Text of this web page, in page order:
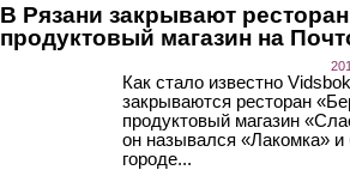
В Рязани закрывают
продуктовый магазин на
Как стало известно
закрываются ресторан
продуктовый магазин
он назывался «Лакомка»
городе...